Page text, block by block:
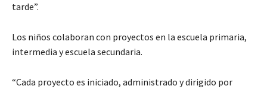
tarde”.
Los niños colaboran con proyectos en la escuela primaria,
intermedia y escuela secundaria.
“Cada proyecto es iniciado, administrado y dirigido por